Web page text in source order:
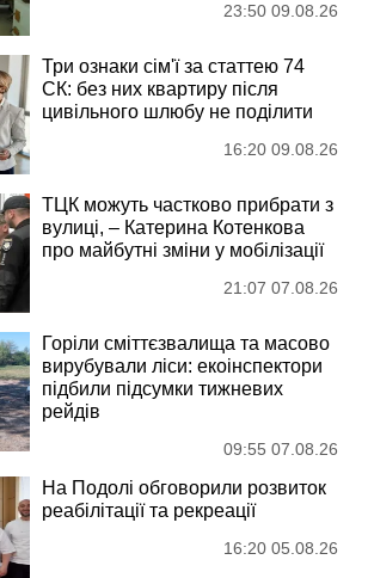
23:50 09.08.26
Три ознаки сім'ї за статтею 74
СК: без них квартиру після
цивільного шлюбу не поділити
16:20 09.08.26
ТЦК можуть частково прибрати з
вулиці, – Катерина Котенкова
про майбутні зміни у мобілізації
21:07 07.08.26
Горіли сміттєзвалища та масово
вирубували ліси: екоінспектори
підбили підсумки тижневих
рейдів
09:55 07.08.26
На Подолі обговорили розвиток
реабілітації та рекреації
16:20 05.08.26